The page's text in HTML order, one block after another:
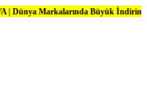
Büyük İndirimler